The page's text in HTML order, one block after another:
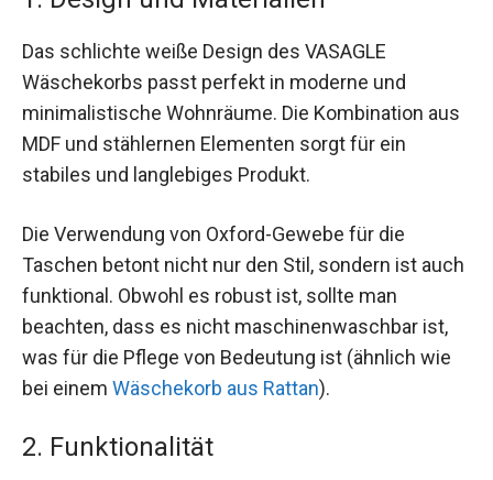
Das schlichte weiße Design des VASAGLE
Wäschekorbs passt perfekt in moderne und
minimalistische Wohnräume. Die Kombination aus
MDF und stählernen Elementen sorgt für ein
stabiles und langlebiges Produkt.
Die Verwendung von Oxford-Gewebe für die
Taschen betont nicht nur den Stil, sondern ist auch
funktional. Obwohl es robust ist, sollte man
beachten, dass es nicht maschinenwaschbar ist,
was für die Pflege von Bedeutung ist (ähnlich wie
bei einem Wäschekorb aus Rattan).
2. Funktionalität